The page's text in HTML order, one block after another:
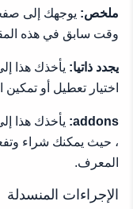
ملخص: يوجهك إلى
وقت سابق في هذه
يجدد ذاتيا: يأخذك هذا
اختيار تعطيل أو تمكين
addons:
، حيث يمكنك شراء
المعرف.
الإجراءات المنسدلة